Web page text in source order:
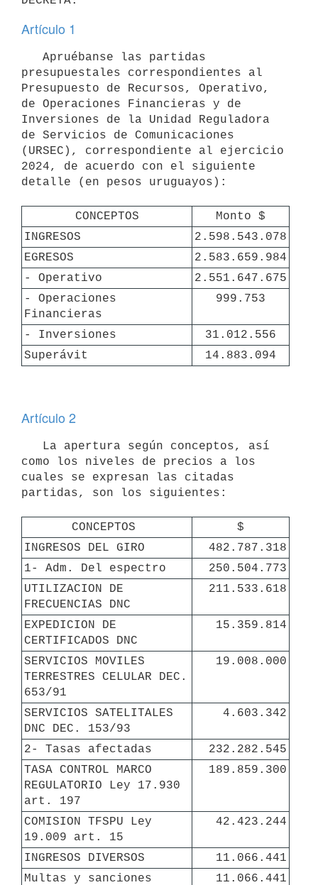
Artículo 1
presupuestales correspondientes al
Presupuesto de Recursos, Operativo,
de Operaciones Financieras y de
Inversiones de la Unidad Reguladora
de Servicios de Comunicaciones
(URSEC), correspondiente al ejercicio
2024, de acuerdo con el siguiente
detalle (en pesos uruguayos):
CONCEPTOS
Monto $
INGRESOS
2.598.543.078
EGRESOS
2.583.659.984
- Operativo
2.551.647.675
- Operaciones
Financieras
999.753
- Inversiones
31.012.556
Superávit
14.883.094
Artículo 2
como los niveles de precios a los
cuales se expresan las citadas
partidas, son los siguientes:
CONCEPTOS
$
INGRESOS DEL GIRO
482.787.318
1- Adm. Del espectro
250.504.773
UTILIZACION DE
FRECUENCIAS DNC
211.533.618
EXPEDICION DE
CERTIFICADOS DNC
15.359.814
SERVICIOS MOVILES
TERRESTRES CELULAR DEC.
653/91
19.008.000
SERVICIOS SATELITALES
DNC DEC. 153/93
4.603.342
2- Tasas afectadas
232.282.545
TASA CONTROL MARCO
REGULATORIO Ley 17.930
art. 197
189.859.300
COMISION TFSPU Ley
19.009 art. 15
42.423.244
INGRESOS DIVERSOS
11.066.441
Multas y sanciones
11.066.441